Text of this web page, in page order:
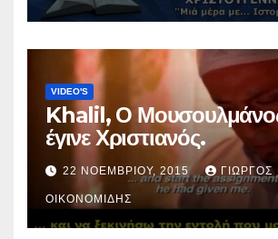
VIDEO'S
Khalil, Ο
έγινε Χριστιανός.
22 ΝΟΕΜΒΡΊΟΥ, 2015 ΓΙΏΡΓΟΣ
ΟΙΚΟΝΟΜΊΔΗΣ